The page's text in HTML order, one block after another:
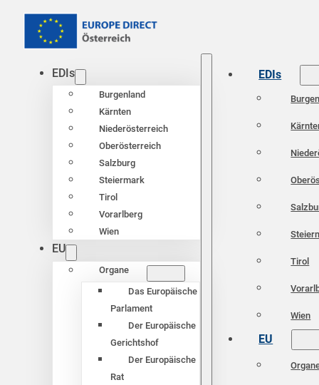
EDIs
Burgenland
Kärnten
Niederösterreich
Oberösterreich
Salzburg
Steiermark
Tirol
Vorarlberg
Wien
EU
Organe
Das Europäische
Parlament
Der Europäische
Gerichtshof
Der Europäische
Rat
EDIs
Tirol
Wien
EU